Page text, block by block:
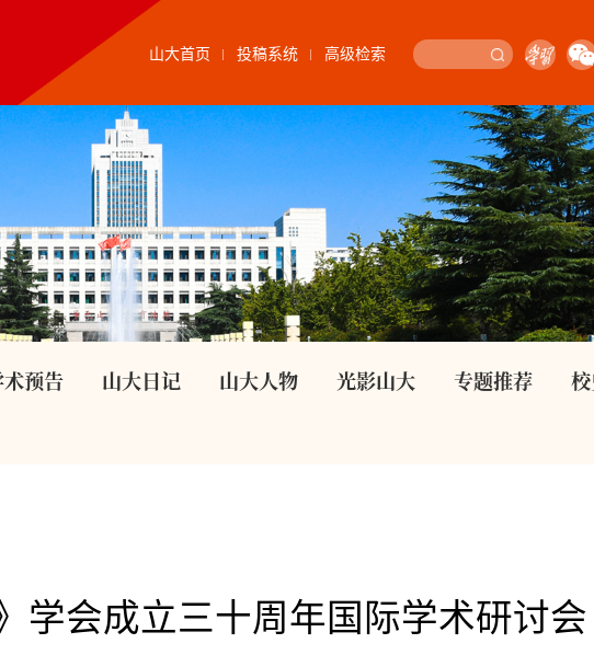
山大首页 投稿系统 高级检索
预告 山大日记 山大人物 光影山大 专题推荐
学会成立三十周年国际学术研讨会